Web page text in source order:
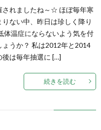
されましたね～☆ ほぼ毎年寒
ない中、昨日は珍しく降り
体温症にならないよう気を付
うか？ 私は2012年と2014
後は毎年抽選に […]
続きを読む